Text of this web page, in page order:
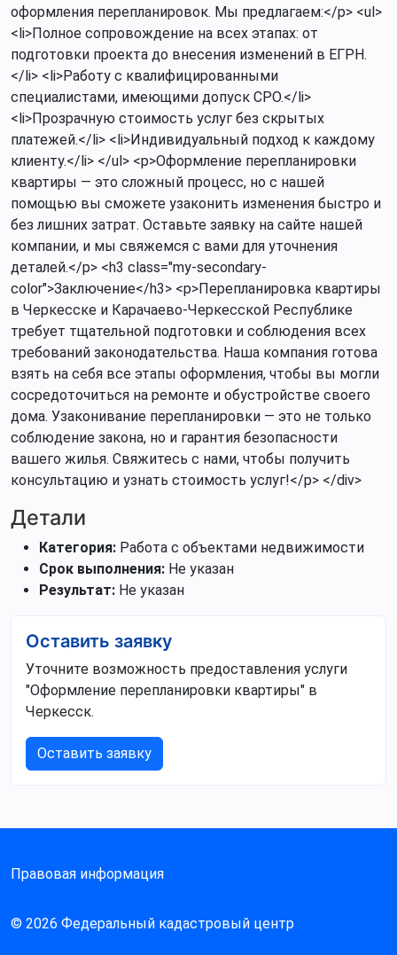
оформления перепланировок. Мы предлагаем:</p> <ul>
<li>Полное сопровождение на всех этапах: от
подготовки проекта до внесения изменений в ЕГРН.
</li> <li>Работу с квалифицированными
специалистами, имеющими допуск СРО.</li>
<li>Прозрачную стоимость услуг без скрытых
платежей.</li> <li>Индивидуальный подход к каждому
клиенту.</li> </ul> <p>Оформление перепланировки
квартиры — это сложный процесс, но с нашей
помощью вы сможете узаконить изменения быстро и
без лишних затрат. Оставьте заявку на сайте нашей
компании, и мы свяжемся с вами для уточнения
деталей.</p> <h3 class="my-secondary-
color">Заключение</h3> <p>Перепланировка квартиры
в Черкесске и Карачаево-Черкесской Республике
требует тщательной подготовки и соблюдения всех
требований законодательства. Наша компания готова
взять на себя все этапы оформления, чтобы вы могли
сосредоточиться на ремонте и обустройстве своего
дома. Узаконивание перепланировки — это не только
соблюдение закона, но и гарантия безопасности
вашего жилья. Свяжитесь с нами, чтобы получить
консультацию и узнать стоимость услуг!</p> </div>
Детали
Категория: Работа с объектами недвижимости
Срок выполнения: Не указан
Результат: Не указан
Оставить заявку
Уточните возможность предоставления услуги
"Оформление перепланировки квартиры" в
Черкесск.
Оставить заявку
© 2026 Федеральный кадастровый центр
Правовая информация